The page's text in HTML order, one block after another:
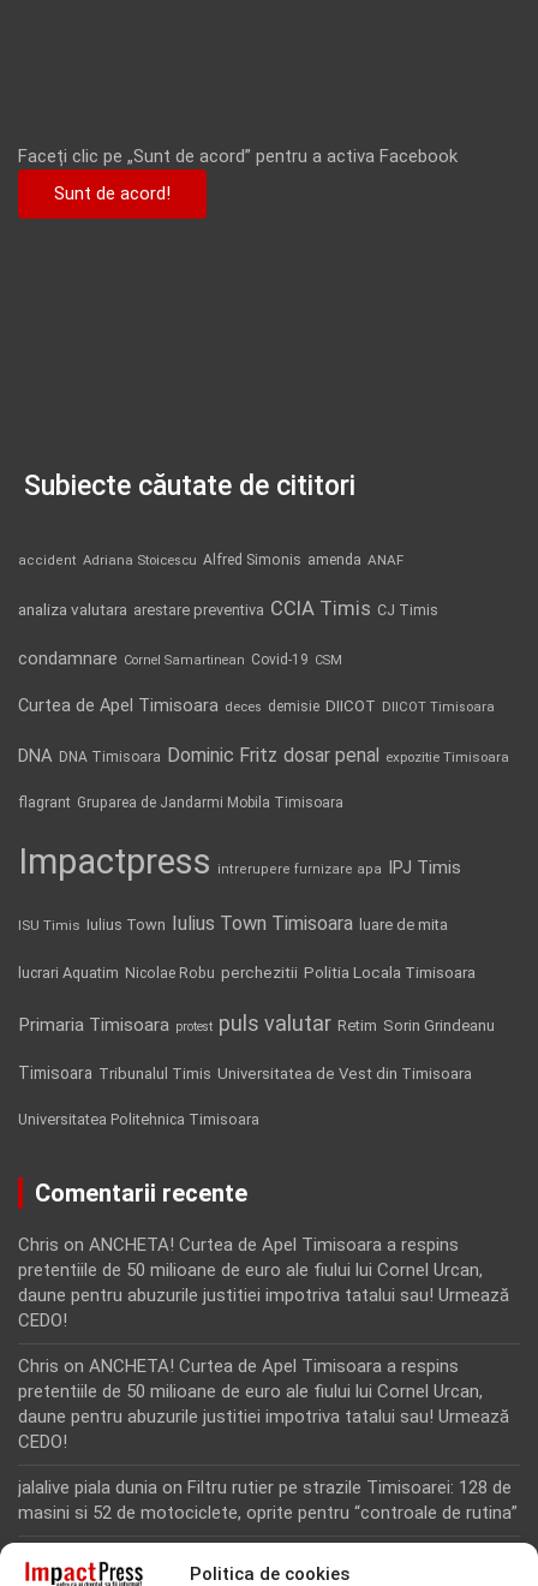
Politica de cookies
Faceți clic pe „Sunt de acord” pentru a activa Facebook
Sunt de acord!
Subiecte căutate de cititori
accident Adriana Stoicescu Alfred Simonis amenda ANAF
analiza valutara arestare preventiva CCIA Timis CJ Timis
condamnare Cornel Samartinean Covid-19 CSM
Curtea de Apel Timisoara deces demisie DIICOT DIICOT Timisoara
DNA DNA Timisoara Dominic Fritz dosar penal expozitie Timisoara
flagrant Gruparea de Jandarmi Mobila Timisoara
Impactpress intrerupere furnizare apa IPJ Timis
ISU Timis Iulius Town Iulius Town Timisoara luare de mita
lucrari Aquatim Nicolae Robu perchezitii Politia Locala Timisoara
Primaria Timisoara protest puls valutar Retim Sorin Grindeanu
Timisoara Tribunalul Timis Universitatea de Vest din Timisoara
Universitatea Politehnica Timisoara
Comentarii recente
Chris on ANCHETA! Curtea de Apel Timisoara a respins
pretentiile de 50 milioane de euro ale fiului lui Cornel Urcan,
daune pentru abuzurile justitiei impotriva tatalui sau! Urmează
CEDO!
Chris on ANCHETA! Curtea de Apel Timisoara a respins
pretentiile de 50 milioane de euro ale fiului lui Cornel Urcan,
daune pentru abuzurile justitiei impotriva tatalui sau! Urmează
CEDO!
jalalive piala dunia on Filtru rutier pe strazile Timisoarei: 128 de
masini si 52 de motociclete, oprite pentru “controale de rutina”
Rodion Camatoritul